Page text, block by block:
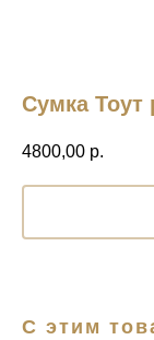
Сумка Тоут
4800,00 р.
С этим